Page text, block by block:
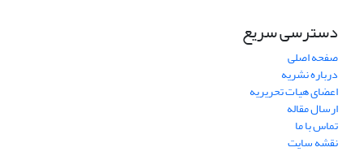
دسترسی سریع
صفحه اصلی
درباره نشریه
اعضای هیات تحریریه
ارسال مقاله
تماس با ما
نقشه سایت